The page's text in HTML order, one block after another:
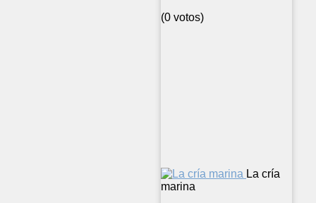
(0 votos)
La cría
marina